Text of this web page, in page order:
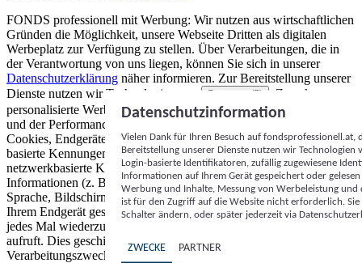
FONDS professionell mit Werbung: Wir nutzen aus wirtschaftlichen
Gründen die Möglichkeit, unsere Webseite Dritten als digitalen
Werbeplatz zur Verfügung zu stellen. Über Verarbeitungen, die in
der Verantwortung von uns liegen, können Sie sich in unserer
Datenschutzerklärung näher informieren. Zur Bereitstellung unserer
Dienste nutzen wir Technologien von
Partnern (5)
. Zwecke:
personalisierte Werbung und Inhalte, Messung von Werbeleistung
und der Performance von Inhalten sowie Zielgruppenforschung.
Cookies, Endgeräte- oder ähnliche Online-Kennungen (z. B. login-
basierte Kennungen, zufällig generierte Kennungen,
netzwerkbasierte Kennungen) können zusammen mit anderen
Informationen (z. B. Browsertyp und Browserinformationen,
Sprache, Bildschirmgröße, unterstützte Technologien usw.) auf
Ihrem Endgerät gespeichert oder von dort ausgelesen werden, um es
jedes Mal wiederzuerkennen, wenn es eine App oder einer Webseite
aufruft. Dies geschieht für einen oder mehrere der hier aufgeführten
Verarbeitungszwecke.
Datenschutzinformation
Vielen Dank für Ihren Besuch auf
Bereitstellung unserer Dienste nutzen wir Technologien
Login-basierte Identifikatoren, zufällig zugewiesene
Informationen auf Ihrem Gerät gespeichert oder
Werbung und Inhalte, Messung von Werbeleistung
ist für den Zugriff auf die Website nicht erforderlich.
Schalter ändern, oder später jederzeit via
ZWECKE PARTNER